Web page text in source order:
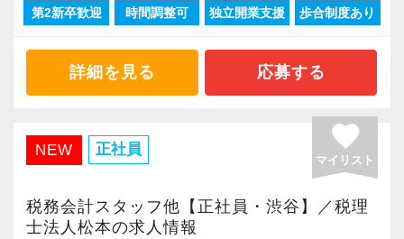
「柏」「横浜」「大阪」の６拠点を展開してい
2021年6月に「渋谷オフィス」を新設し、その
後「新宿オフィス」「大阪オフィス」「錦糸町
さらに2022年12月には「柏オフィス」を開設
し、2025年には大阪オフィスを増床するなど、
事業拡大を続けています。
安定性抜群の環境で自己成長を実現できます。
第2新卒歓迎 時間調整可 独立開業支援 歩合制度あり
詳細を見る 応募する
NEW 正社員 favorite
マイリスト
税務会計スタッフ他【正社員・渋谷】／税理
士法人松本の求人情報